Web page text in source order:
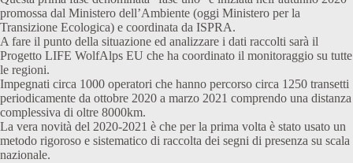
promossa dal Ministero dell’Ambiente (oggi Ministero per la
Transizione Ecologica) e coordinata da ISPRA.
A fare il punto della situazione ed analizzare i dati raccolti sarà il
Progetto LIFE WolfAlps EU che ha coordinato il monitoraggio su tutte
le regioni.
Impegnati circa 1000 operatori che hanno percorso circa 1250 transetti
periodicamente da ottobre 2020 a marzo 2021 comprendo una distanza
complessiva di oltre 8000km.
La vera novità del 2020-2021 è che per la prima volta è stato usato un
metodo rigoroso e sistematico di raccolta dei segni di presenza su scala
nazionale.